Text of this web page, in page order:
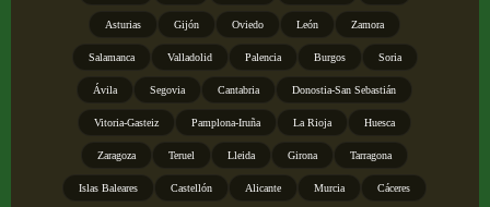
Asturias Gijón Oviedo León Zamora
Salamanca Valladolid Palencia Burgos Soria
Ávila Segovia Cantabria Donostia-San Sebastián
Vitoria-Gasteiz Pamplona-Iruña La Rioja Huesca
Zaragoza Teruel Lleida Girona Tarragona
Islas Baleares Castellón Alicante Murcia Cáceres